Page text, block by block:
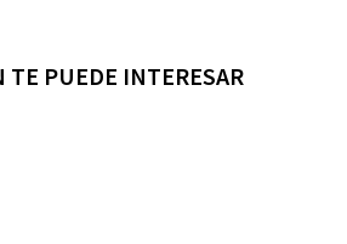
TE PUEDE INTERESAR